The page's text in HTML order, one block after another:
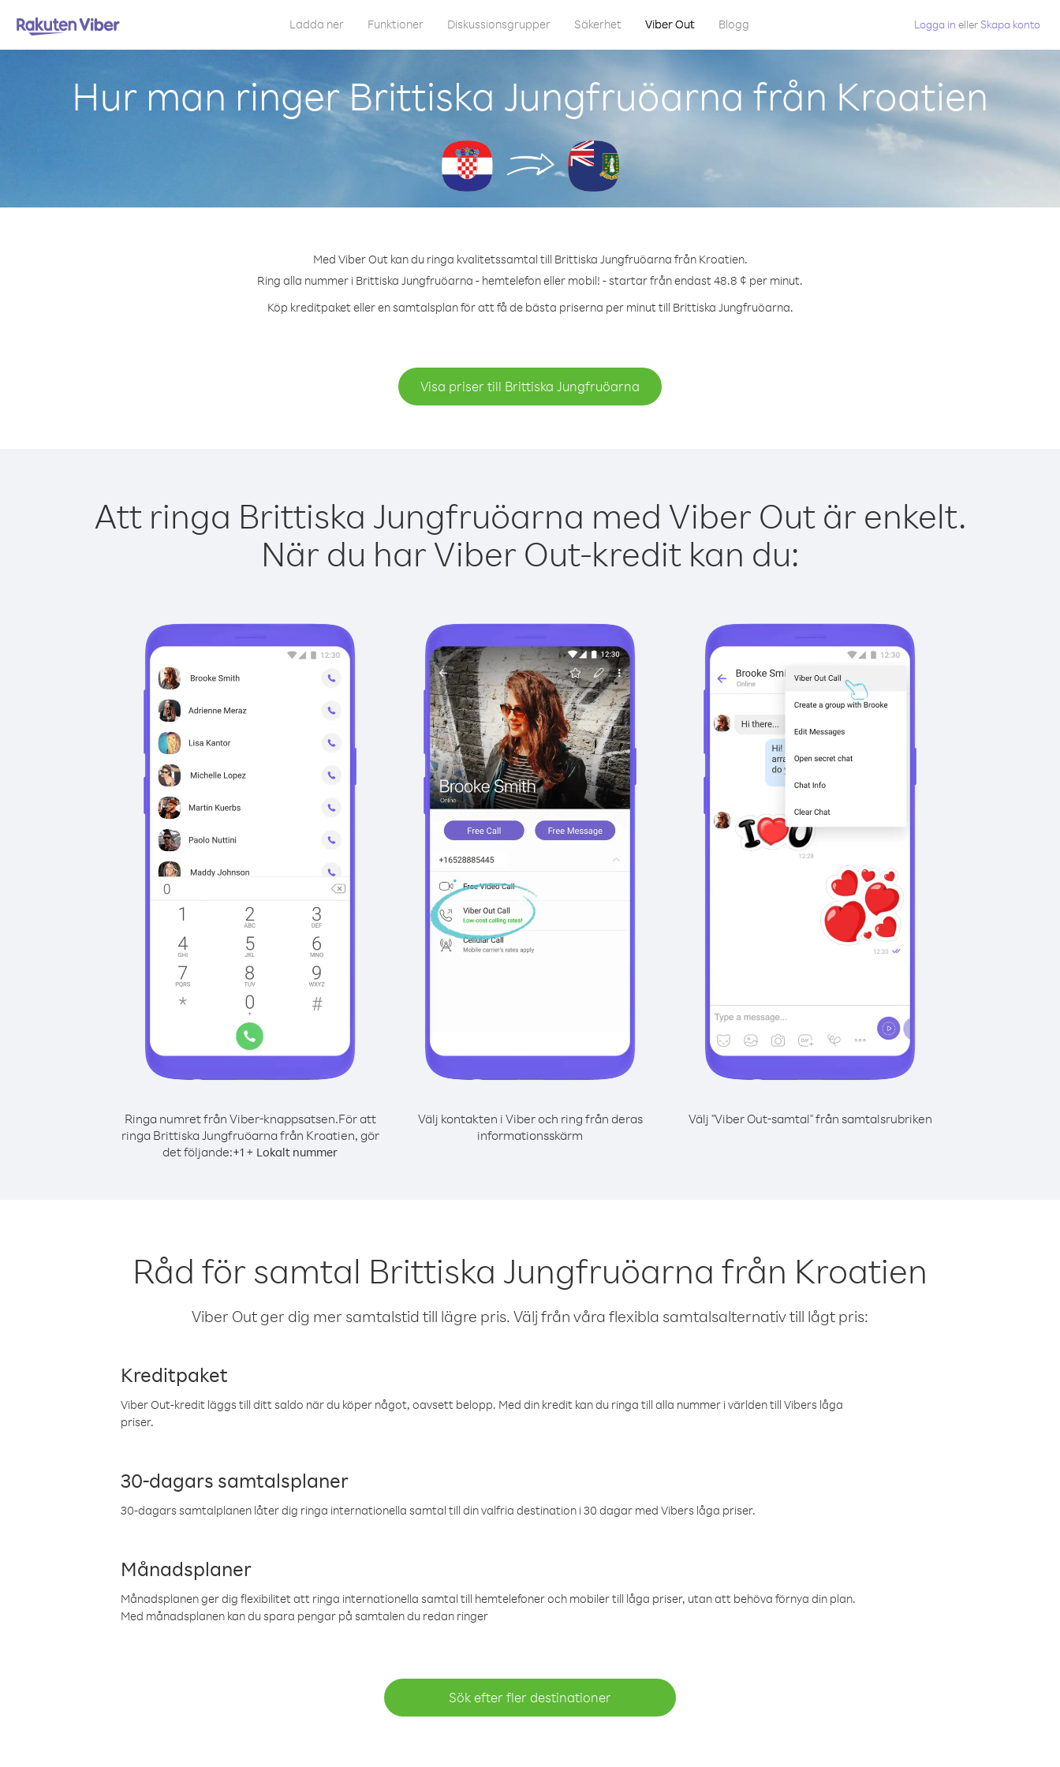
Ladda ner Funktioner Diskussionsgrupper Säkerhet Viber Out Blogg Logga in eller Skapa konto
Hur man ringer Brittiska Jungfruöarna från Kroatien
Med Viber Out kan du ringa kvalitetssamtal till Brittiska Jungfruöarna från Kroatien.
Ring alla nummer i Brittiska Jungfruöarna - hemtelefon eller mobil! - startar från endast 48.8 ¢ per minut.
Köp kreditpaket eller en samtalsplan för att få de bästa priserna per minut till Brittiska Jungfruöarna.
Visa priser till Brittiska Jungfruöarna
Att ringa Brittiska Jungfruöarna med Viber Out är enkelt.
När du har Viber Out-kredit kan du:
Ringa numret från Viber-knappsatsen.För att
ringa Brittiska Jungfruöarna från Kroatien, gör
det följande:+1 + Lokalt nummer
Välj kontakten i Viber och ring från deras
informationsskärm
Välj "Viber Out-samtal" från samtalsrubriken
Råd för samtal Brittiska Jungfruöarna från Kroatien
Viber Out ger dig mer samtalstid till lägre pris. Välj från våra flexibla samtalsalternativ till lågt pris:
Kreditpaket
Viber Out-kredit läggs till ditt saldo när du köper något, oavsett belopp. Med din kredit kan du ringa till alla nummer i världen till Vibers låga
priser.
30-dagars samtalsplaner
30-dagars samtalplanen låter dig ringa internationella samtal till din valfria destination i 30 dagar med Vibers låga priser.
Månadsplaner
Månadsplanen ger dig flexibilitet att ringa internationella samtal till hemtelefoner och mobiler till låga priser, utan att behöva förnya din plan.
Med månadsplanen kan du spara pengar på samtalen du redan ringer
Sök efter fler destinationer